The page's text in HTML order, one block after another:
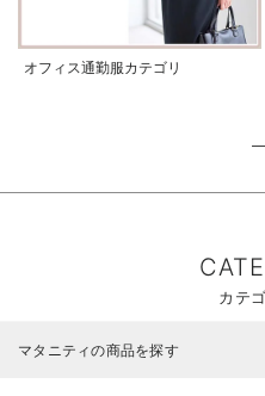
オフィス通勤服カテゴリ
カテ
マタニティの商品を探す